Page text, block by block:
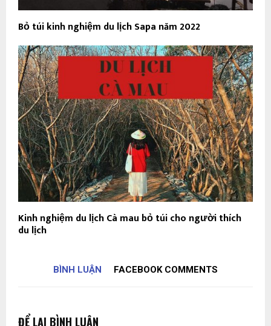
Bỏ túi kinh nghiệm du lịch Sapa năm 2022
Kinh nghiệm du lịch Cà mau bỏ túi cho người thích
du lịch
BÌNH LUẬN FACEBOOK COMMENTS
ĐỂ LẠI BÌNH LUẬN